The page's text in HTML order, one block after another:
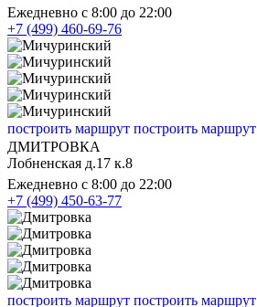
Ежедневно с 8:00 до 22:00
+7 (499) 460-69-76
построить маршрут построить маршрут
ДМИТРОВКА
Лобненская д.17 к.8
Ежедневно с 8:00 до 22:00
+7 (499) 450-63-77
построить маршрут построить маршрут